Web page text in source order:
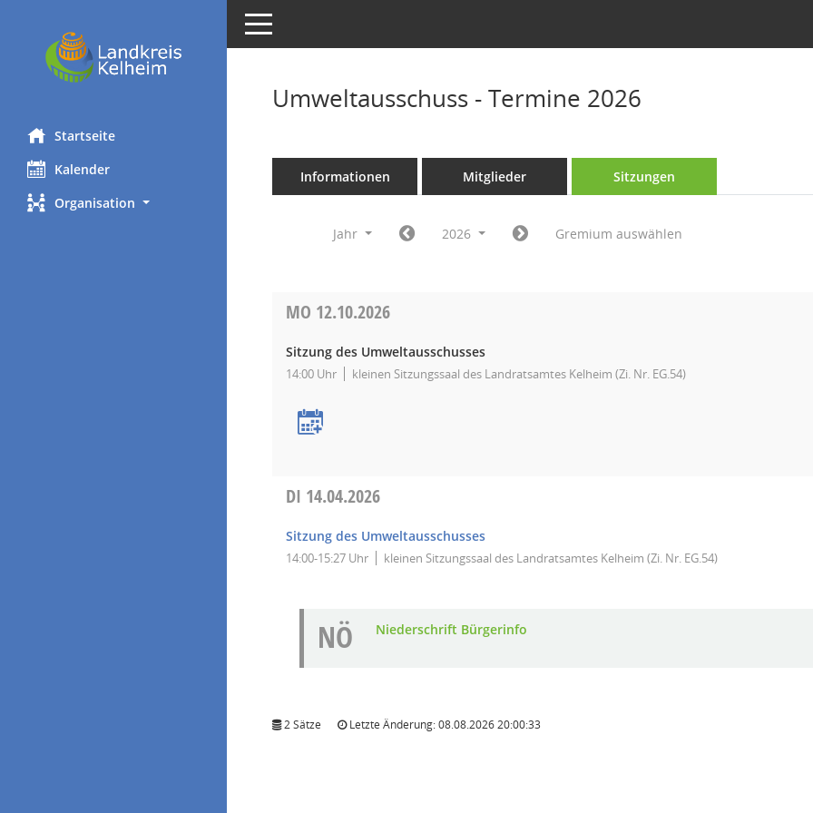
Startseite
Kalender
Organisation
Toggle navigation
Umweltausschuss - Termine 2026
Informationen Mitglieder Sitzungen
Jahr 2026 Gremium auswählen
MO 12.10.2026
Sitzung des Umweltausschusses
14:00 Uhr kleinen Sitzungssaal des Landratsamtes Kelheim (Zi. Nr. EG.54)
DI 14.04.2026
Sitzung des Umweltausschusses
14:00-15:27 Uhr kleinen Sitzungssaal des Landratsamtes Kelheim (Zi. Nr. EG.54)
NÖ Niederschrift Bürgerinfo
2 Sätze Letzte Änderung: 08.08.2026 20:00:33